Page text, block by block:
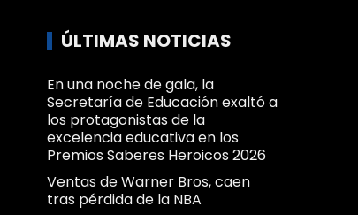
ÚLTIMAS NOTICIAS
En una noche de gala, la
Secretaría de Educación exaltó a
los protagonistas de la
excelencia educativa en los
Premios Saberes Heroicos 2026
Ventas de Warner Bros, caen
tras pérdida de la NBA